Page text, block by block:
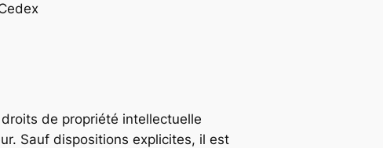
de propriété intellectuelle
Sauf dispositions explicites, il est